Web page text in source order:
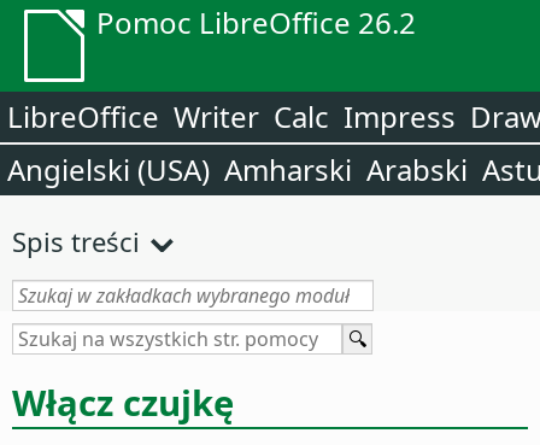
Pomoc LibreOffice 26.2
LibreOffice Writer Calc Impress
Angielski (USA) Amharski Arabski
Spis treści
Włącz czujkę